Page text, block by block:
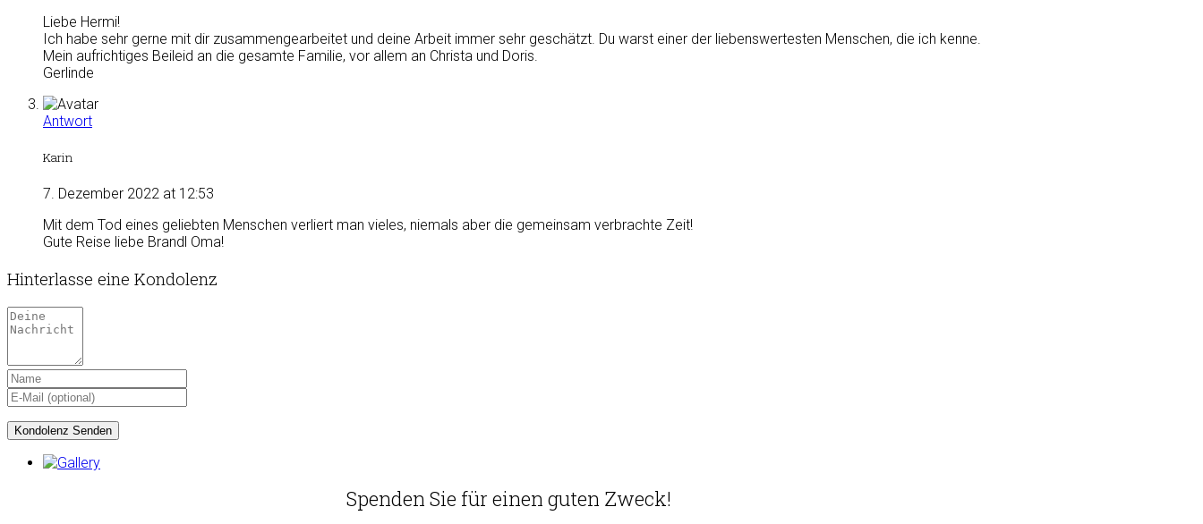
Liebe Hermi!
Ich habe sehr gerne mit dir zusammengearbeitet und deine Arbeit immer sehr geschätzt. Du warst einer der liebenswertesten Menschen, die ich kenne.
Mein aufrichtiges Beileid an die gesamte Familie, vor allem an Christa und Doris.
Gerlinde
Antwort
Karin
7. Dezember 2022 at 12:53
Mit dem Tod eines geliebten Menschen verliert man vieles, niemals aber die gemeinsam verbrachte Zeit!
Gute Reise liebe Brandl Oma!
Hinterlasse eine Kondolenz
Spenden Sie für einen guten Zweck!